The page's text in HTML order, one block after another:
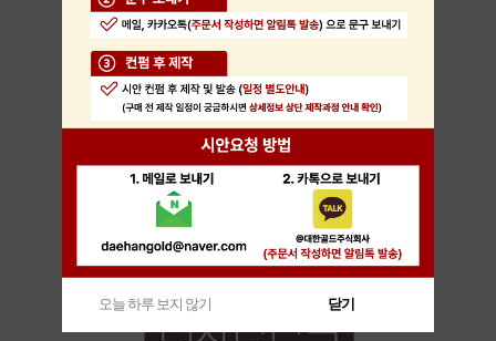
오늘 하루 보지 않기 닫기